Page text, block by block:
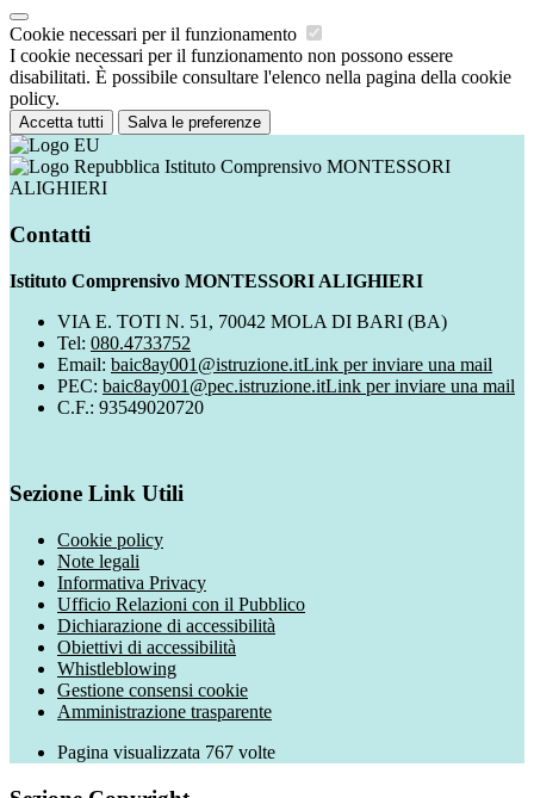
Cookie necessari per il funzionamento
I cookie necessari per il funzionamento non possono essere
disabilitati. È possibile consultare l'elenco nella pagina della cookie
policy.
Accetta tutti Salva le preferenze
Istituto Comprensivo MONTESSORI
ALIGHIERI
Contatti
Istituto Comprensivo MONTESSORI ALIGHIERI
VIA E. TOTI N. 51, 70042 MOLA DI BARI (BA)
Tel: 080.4733752
Email: baic8ay001@istruzione.itLink per inviare una mail
PEC: baic8ay001@pec.istruzione.itLink per inviare una mail
C.F.: 93549020720
Sezione Link Utili
Cookie policy
Note legali
Informativa Privacy
Ufficio Relazioni con il Pubblico
Dichiarazione di accessibilità
Obiettivi di accessibilità
Whistleblowing
Gestione consensi cookie
Amministrazione trasparente
Pagina visualizzata 767 volte